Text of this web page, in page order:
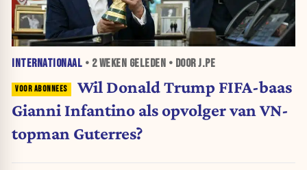
INTERNATIONAAL • 2 WEKEN GELEDEN • DOOR J.PE
Wil Donald Trump FIFA-baas
Gianni Infantino als opvolger van VN-
topman Guterres?